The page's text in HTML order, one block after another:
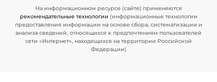
На информационном ресурсе (сайте) применяются
рекомендательные технологии (информационные технологии
предоставления информации на основе сбора, систематизации и
анализа сведений, относящихся к предпочтениям пользователей
сети «Интернет», находящихся на территории Российской
Федерации)